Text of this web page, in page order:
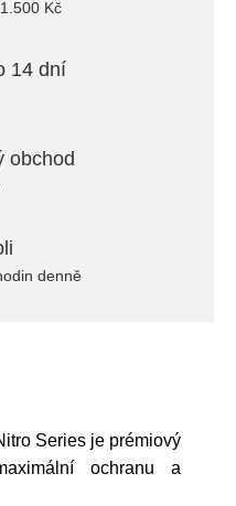
Kč
14 dní
obchod
denně
Series je prémiový
ochranu a